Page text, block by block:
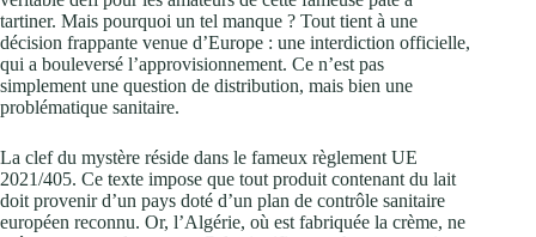
tartiner. Mais pourquoi un tel manque ? Tout tient à une
décision frappante venue d’Europe : une interdiction officielle,
qui a bouleversé l’approvisionnement. Ce n’est pas
simplement une question de distribution, mais bien une
problématique sanitaire.
La clef du mystère réside dans le fameux règlement UE
2021/405. Ce texte impose que tout produit contenant du lait
doit provenir d’un pays doté d’un plan de contrôle sanitaire
européen reconnu. Or, l’Algérie, où est fabriquée la crème, ne